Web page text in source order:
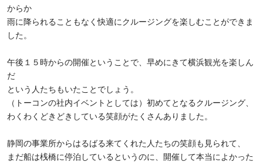
からか
雨に降られることもなく快適にクルージングを楽しむことができま
した。
午後１５時からの開催ということで、早めにきて横浜観光を楽しん
だ
という人たちもいたことでしょう。
（トーコンの社内イベントとしては）初めてとなるクルージング、
わくわくどきどきしている笑顔がたくさんありました。
静岡の事業所からはるばる来てくれた人たちの笑顔も見られて、
まだ船は桟橋に停泊しているというのに、開催して本当によかった